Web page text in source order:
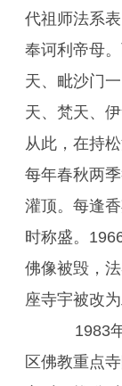
代祖师法系
奉诃利帝母
天、毗沙门
天、梵天、
从此，在持
每年春秋两
灌顶。每逢
时称盛。
佛像被毁，
座寺宇被改为
1983年
区佛教重点